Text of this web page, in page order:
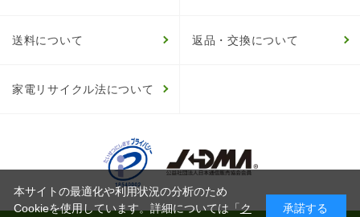
送料について 返品・交換について
家電リサイクル法について
本サイトの最適化や利用状況の分析のため
Cookieを使用しています。詳細については「ク 承諾する